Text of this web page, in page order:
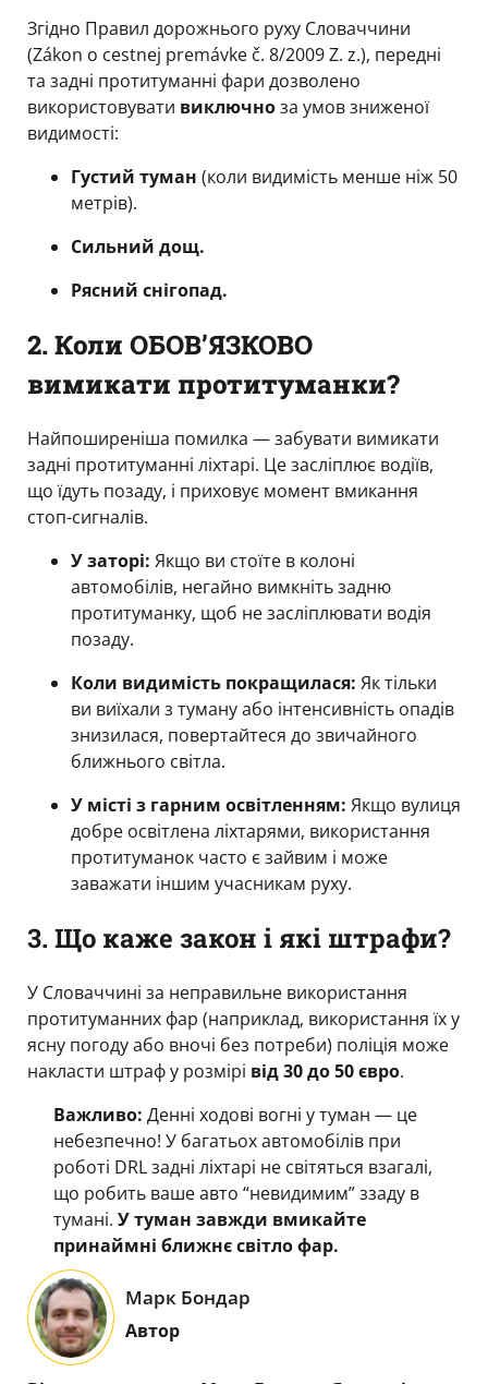
Згідно Правил дорожнього руху Словаччини
(Zákon o cestnej premávke č. 8/2009 Z. z.), передні
та задні протитуманні фари дозволено
використовувати виключноза умов зниженої
видимості:
Густий туман (коли видимість менше ніж 50
метрів).
Сильний дощ.
Рясний снігопад.
2. Коли ОБОВ’ЯЗКОВО
вимикати протитуманки?
Найпоширеніша помилка — забувати вимикати
задні протитуманні ліхтарі. Це засліплює водіїв,
що їдуть позаду, і приховує момент вмикання
стоп-сигналів.
У заторі: Якщо ви стоїте в колоні
автомобілів, негайно вимкніть задню
протитуманку, щоб не засліплювати водія
позаду.
Коли видимість покращилася: Як тільки
ви виїхали з туману або інтенсивність опадів
знизилася, повертайтеся до звичайного
ближнього світла.
У місті з гарним освітленням: Якщо вулиця
добре освітлена ліхтарями, використання
протитуманок часто є зайвим і може
заважати іншим учасникам руху.
3. Що каже закон і які штрафи?
У Словаччині за неправильне використання
протитуманних фар (наприклад, використання їх у
ясну погоду або вночі без потреби) поліція може
накласти штраф у розмірі від 30 до 50 євро.
Важливо: Денні ходові вогні у туман — це
небезпечно! У багатьох автомобілів при
роботі DRL задні ліхтарі не світяться взагалі,
що робить ваше авто “невидимим” ззаду в
тумані. У туман завжди вмикайте
принаймні ближнє світло фар.
Марк Бондар
Автор